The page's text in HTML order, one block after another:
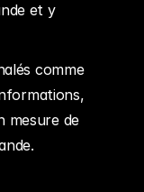
et y
comme
mesure de